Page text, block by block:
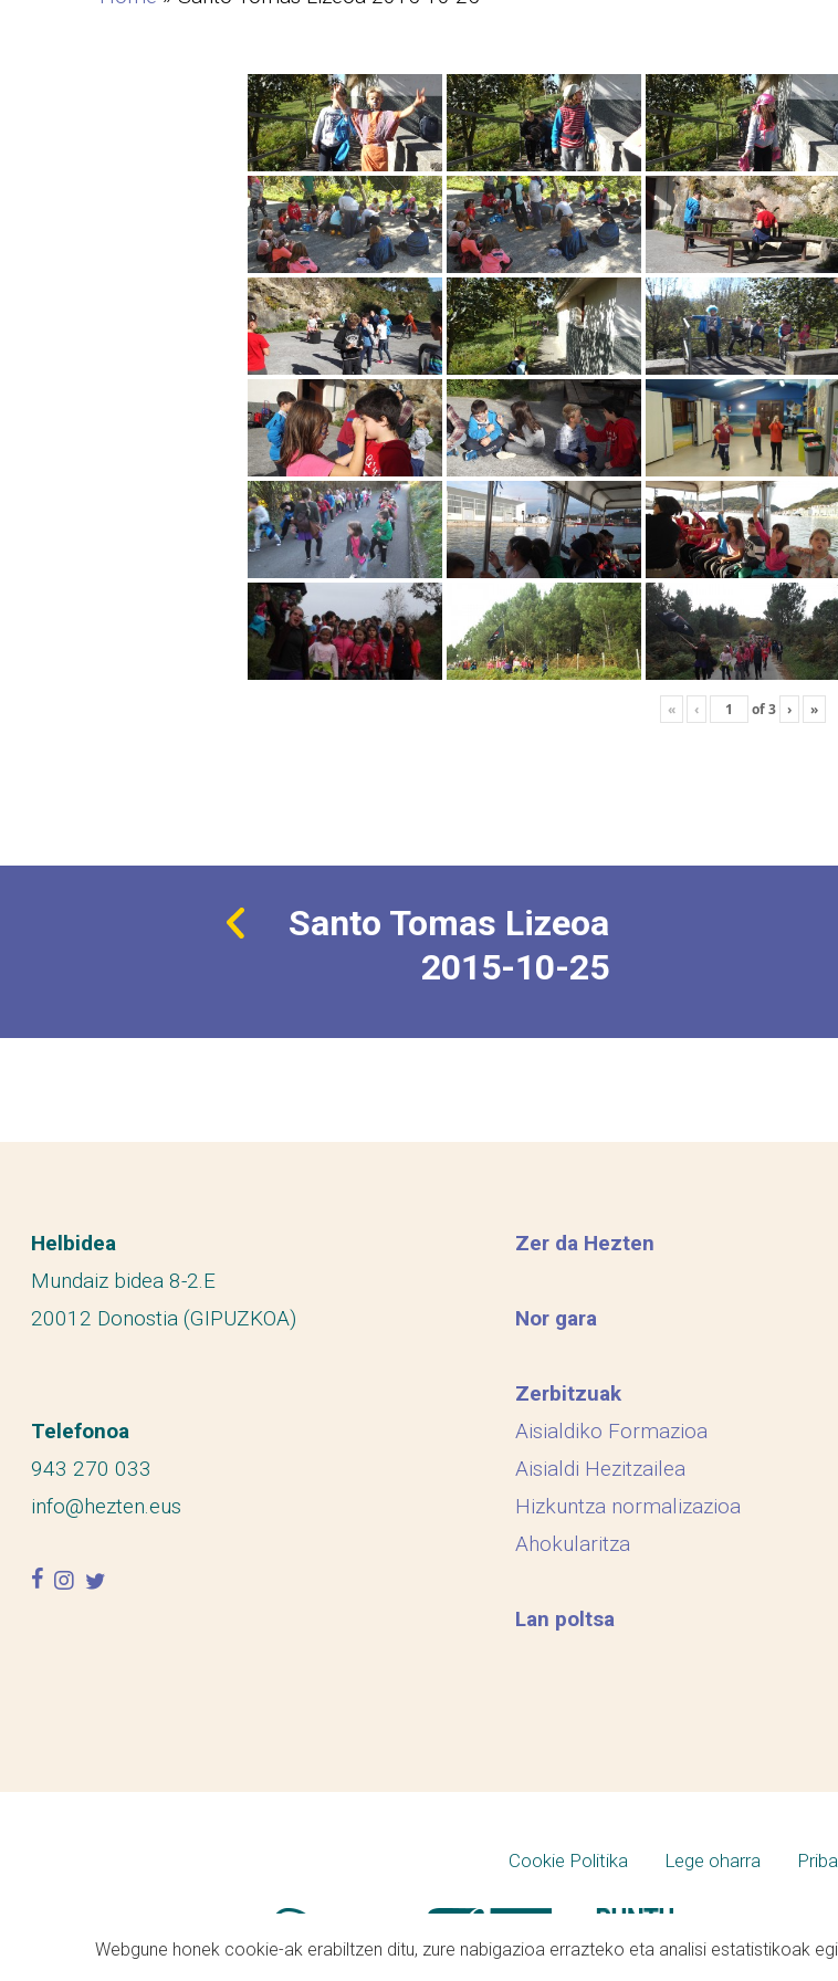
« ‹ of3 › »
Santo Tomas Lizeoa
2015-10-25
Helbidea
Mundaiz bidea 8-2.E
20012 Donostia (GIPUZKOA)
Telefonoa
943 270 033
info@hezten.eus
facebook
instagram
twitter
Zer da Hezten
Nor gara
Zerbitzuak
Aisialdiko Formazioa
Aisialdi Hezitzailea
Hizkuntza normalizazioa
Ahokularitza
Lan poltsa
Cookie Politika Lege oharra
Webgune honek cookie-ak erabiltzen ditu, zure nabigazioa errazteko eta analisi estatistikoak